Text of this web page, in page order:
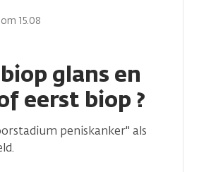
glans en
eerst biop ?
15.08
peniskanker" als